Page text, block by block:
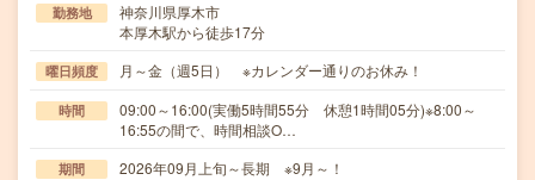
勤務地
神奈川県厚木市
本厚木駅から徒歩17分
曜日頻度 月～金（週5日） ※カレンダー通りのお休み！
時間
09:00～16:00(実働5時間55分 休憩1時間05分)※8:00～
16:55の間で、時間相談O…
期間 2026年09月上旬～長期 ※9月～！